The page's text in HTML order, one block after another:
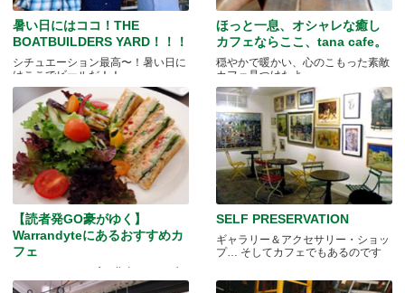
暑い日にはココ！THE
BOATBUILDERS YARD！！！
シチュエーション最高〜！暑い日に
はここでビールだ！！
ほっと一息、オシャレな癒し
カフェならここ、tana cafe。
穏やかで暖かい、心のこもった素敵
カフェ見つけたよ。
【読者発GO豪がゆく】
Warrandyteにあるおすすめカ
フェ
隠れた人気店
SELF PRESERVATION
ギャラリー＆アクセサリー・ショッ
プ… そしてカフェでもあるのです